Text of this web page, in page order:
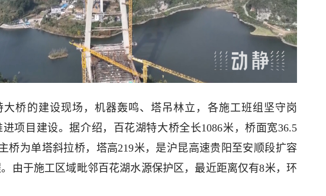
大桥的建设现场，机器轰鸣、塔吊林立，各施工班组坚守岗
项目建设。据介绍，百花湖特大桥全长1086米，桥面宽36.5
桥为单塔斜拉桥，塔高219米，是沪昆高速贵阳至安顺段扩容
由于施工区域毗邻百花湖水源保护区，最近距离仅有8米，环